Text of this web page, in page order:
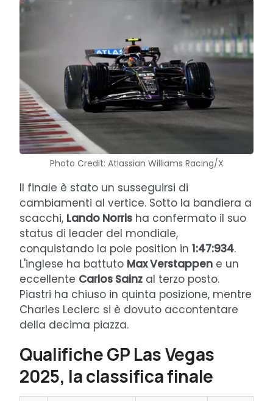
Photo Credit: Atlassian Williams Racing/X
Il finale è stato un susseguirsi di
cambiamenti al vertice. Sotto la bandiera a
scacchi, Lando Norris ha confermato il suo
status di leader del mondiale,
conquistando la pole position in 1:47:934.
L'inglese ha battuto Max Verstappen e un
eccellente Carlos Sainz al terzo posto.
Piastri ha chiuso in quinta posizione, mentre
Charles Leclerc si è dovuto accontentare
della decima piazza.
Qualifiche GP Las Vegas
2025, la classifica finale